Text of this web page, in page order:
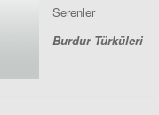
Serenler
Burdur Türküleri